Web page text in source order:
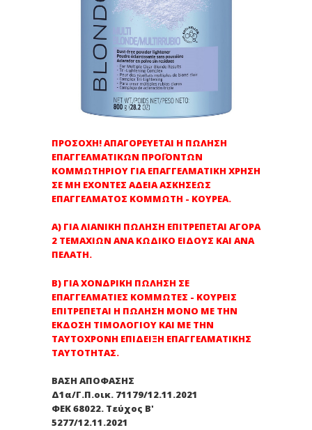
ΠΡΟΣΟΧΗ! ΑΠΑΓΟΡΕΥΕΤΑΙ Η ΠΩΛΗΣΗ
ΕΠΑΓΓΕΛΜΑΤΙΚΩΝ ΠΡΟΪΟΝΤΩΝ
ΚΟΜΜΩΤΗΡΙΟΥ ΓΙΑ ΕΠΑΓΓΕΛΜΑΤΙΚΗ ΧΡΗΣΗ
ΣΕ ΜΗ ΕΧΟΝΤΕΣ ΑΔΕΙΑ ΑΣΚΗΣΕΩΣ
ΕΠΑΓΓΕΛΜΑΤΟΣ ΚΟΜΜΩΤΗ - ΚΟΥΡΕΑ.
Α) ΓΙΑ ΛΙΑΝΙΚΗ ΠΩΛΗΣΗ ΕΠΙΤΡΕΠΕΤΑΙ ΑΓΟΡΑ
2 ΤΕΜΑΧΙΩΝ ΑΝΑ ΚΩΔΙΚΟ ΕΙΔΟΥΣ ΚΑΙ ΑΝΑ
ΠΕΛΑΤΗ.
Β) ΓΙΑ ΧΟΝΔΡΙΚΗ ΠΩΛΗΣΗ ΣΕ
ΕΠΑΓΓΕΛΜΑΤΙΕΣ ΚΟΜΜΩΤΕΣ - ΚΟΥΡΕΙΣ
ΕΠΙΤΡΕΠΕΤΑΙ Η ΠΩΛΗΣΗ ΜΟΝΟ ΜΕ ΤΗΝ
ΕΚΔΟΣΗ ΤΙΜΟΛΟΓΙΟΥ ΚΑΙ ΜΕ ΤΗΝ
ΤΑΥΤΟΧΡΟΝΗ ΕΠΙΔΕΙΞΗ ΕΠΑΓΓΕΛΜΑΤΙΚΗΣ
ΤΑΥΤΟΤΗΤΑΣ.
ΒΑΣΗ ΑΠΟΦΑΣΗΣ
Δ1α/Γ.Π.οικ. 71179/12.11.2021
ΦΕΚ 68022. Τεύχος Β'
5277/12.11.2021